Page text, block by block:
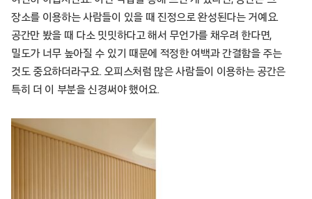
장소를 이용하는 사람들이 있을 때 진정으로 완성된다는 거예요.
공간만 봤을 때 다소 밋밋하다고 해서 무언가를 채우려 한다면,
밀도가 너무 높아질 수 있기 때문에 적정한 여백과 간결함을 주는
것도 중요하더라구요. 오피스처럼 많은 사람들이 이용하는 공간은
특히 더 이 부분을 신경써야 했어요.